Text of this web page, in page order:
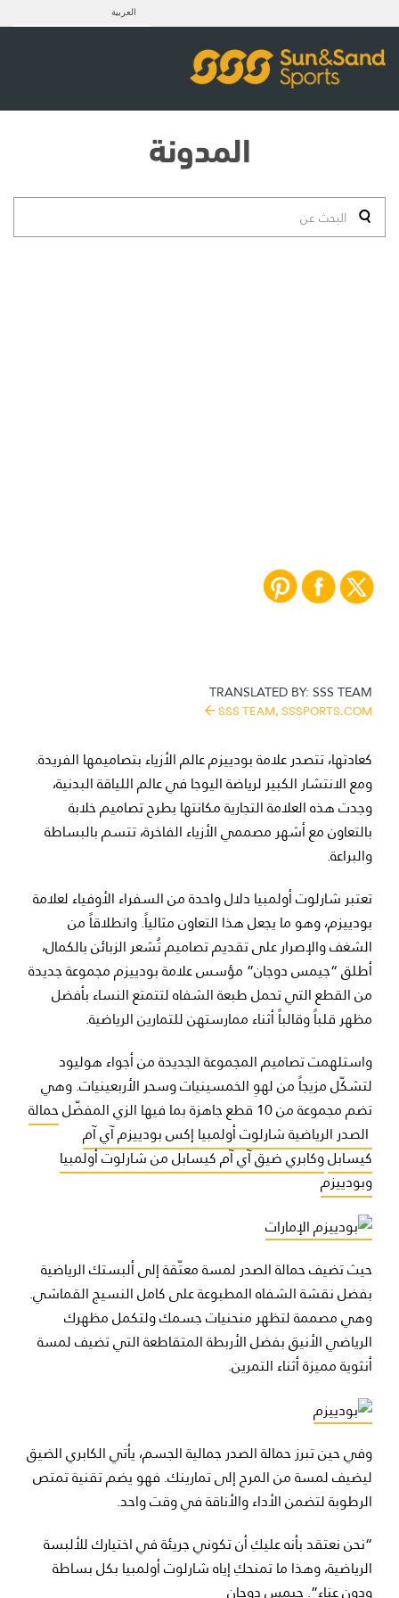
العربية
المدونة
TRANSLATED BY:SSS TEAM
SSS TEAM, SSSPORTS.COM
كعادتها، تتصدر علامة بودييزم عالم الأزياء بتصاميمها الفريدة.
ومع الانتشار الكبير لرياضة اليوجا في عالم اللياقة البدنية،
وجدت هذه العلامة التجارية مكانتها بطرح تصاميم خلابة
بالتعاون مع أشهر مصممي الأزياء الفاخرة، تتسم بالبساطة
والبراعة.
تعتبر شارلوت أولمبيا دلال واحدة من السفراء الأوفياء لعلامة
بودييزم، وهو ما يجعل هذا التعاون مثالياً. وانطلاقاً من
الشغف والإصرار على تقديم تصاميم تُشعر الزبائن بالكمال،
أطلق “جيمس دوجان” مؤسس علامة بودييزم مجموعة جديدة
من القطع التي تحمل طبعة الشفاه لتتمتع النساء بأفضل
مظهر قلباً وقالباً أثناء ممارستهن للتمارين الرياضية.
واستلهمت تصاميم المجموعة الجديدة من أجواء هوليود
لتشكّل مزيجاً من لهوِ الخمسينيات وسحر الأربعينيات. وهي
تضم مجموعة من 10 قطع جاهزة بما فيها الزي المفضّل
حمالة
الصدر الرياضية شارلوت أولمبيا إكس بودييزم آي آم
كيسابلوكابري ضيق آي آم كيسابل من شارلوت أولمبيا
وبودييزم
حيث تضيف حمالة الصدر لمسة معتّقة إلى ألبستك الرياضية
بفضل نقشة الشفاه المطبوعة على كامل النسيج القماشي.
وهي مصممة لتظهر منحنيات جسمك ولتكمل مظهرك
الرياضي الأنيق بفضل الأربطة المتقاطعة التي تضيف لمسة
أنثوية مميزة أثناء التمرين.
وفي حين تبرز حمالة الصدر جمالية الجسم، يأتي الكابري الضيق
ليضيف لمسة من المرح إلى تمارينك. فهو يضم تقنية تمتص
الرطوبة لتضمن الأداء والأناقة في وقت واحد.
“نحن نعتقد بأنه عليكِ أن تكوني جريئة في اختيارك للألبسة
الرياضية، وهذا ما تمنحكِ إياه شارلوت أولمبيا بكل بساطة
ودون عناء”. جيمس دوجان